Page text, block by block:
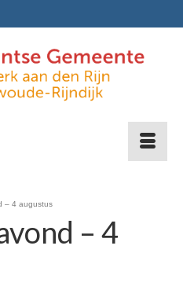
– 4 augustus
– 4